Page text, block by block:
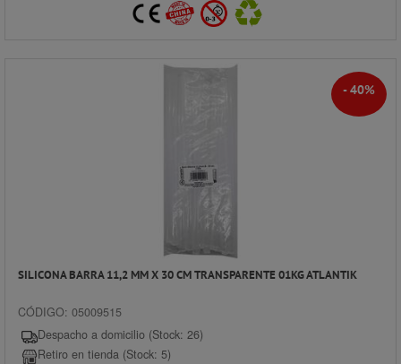
- 40%
SILICONA BARRA 11,2 MM X 30 CM TRANSPARENTE 01KG ATLANTIK
CÓDIGO: 05009515
Despacho a domicilio (Stock: 26)
Retiro en tienda (Stock: 5)